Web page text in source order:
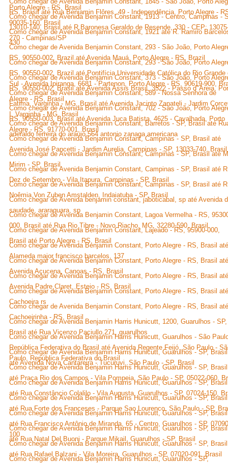
Porto Alegre - RS, Brasil
RS, Brasil até Rua Benjamin Flôres, 49 - Independência, Porto Alegre -
90035-160, Brasil
Como chegar de Avenida Benjamin Constant, 1913 - Centro, Campinas -
13010-140, Brasil até R.Baronesa Geraldo de Resende, 330 - CEP:
270 - Campinas/SP
Como chegar de Avenida Benjamin Constant, 1921 até R. Ramiro
430
Como chegar de Avenida Benjamin Constant, 293 - São João, Porto
RS, 90550-002, Brazil até Avenida Mauá, Porto Alegre - RS, Brazil
Como chegar de Avenida Benjamin Constant, 293 - São João, Porto
RS, 90550-002, Brazil até Pontifícia Universidade Católica do Rio Grande
Sul - Avenida Ipiranga, 6681 - Partenon, Porto Alegre - RS, 90619-900,
Como chegar de Avenida Benjamin Constant, 373 - São João, Porto
RS, 90550-002, Brasil até Avenida Assis Brasil, 3522 - Passo d"Areia,
Alegre - RS, Brasil
Como chegar de Avenida Benjamin Constant, 589 - Nossa Senhora de
Fatima, Varginha - MG, Brasil até Avenida Jacinto Zanateli - Jardim
I, Varginha - MG, Brasil
Como chegar de Avenida Benjamin Constant, 702 - São João, Porto
RS, 90550-003, Brasil até Avenida Juca Batista, 4625 - Cavalhada, Porto
Alegre - RS, 91770-001, Brasil
Como chegar de Avenida Benjamin Constant, Barretos - SP, Brasil até
aderaldo ferreira do araujo 564 antonio zanaga americana
Como chegar de Avenida Benjamin Constant, Campinas - SP, Brasil até
Avenida José Pancetti - Jardim Aurelia, Campinas - SP, 13033-740, Brasil
Como chegar de Avenida Benjamin Constant, Campinas - SP, Brasil até
Mirim - SP, Brasil
Como chegar de Avenida Benjamin Constant, Campinas - SP, Brasil até
Dez de Setembro - Vila Itapura, Campinas - SP, Brasil
Como chegar de Avenida Benjamin Constant, Campinas - SP, Brasil até
Noêmia Von Zuben Amstalden, Indaiatuba - SP, Brasil
Como chegar de Avenida benjamin constant, jaboticabal, sp até Avenida
saudade, araraquara, sp
Como chegar de Avenida Benjamin Constant, Lagoa Vermelha - RS,
000, Brasil até Rua Rio Tibre - Novo Riacho, MG, 32280-590, Brasil
Como chegar de Avenida Benjamin Constant, Lajeado - RS, 95900-000,
Brasil até Porto Alegre - RS, Brasil
Como chegar de Avenida Benjamin Constant, Porto Alegre - RS, Brasil até
Alameda major francisco barcelos, 137
Como chegar de Avenida Benjamin Constant, Porto Alegre - RS, Brasil até
Avenida Açucena, Canoas - RS, Brasil
Como chegar de Avenida Benjamin Constant, Porto Alegre - RS, Brasil até
Avenida Padre Claret, Esteio - RS, Brasil
Como chegar de Avenida Benjamin Constant, Porto Alegre - RS, Brasil até
Cachoeira rs
Como chegar de Avenida Benjamin Constant, Porto Alegre - RS, Brasil até
Cachoeirinha - RS, Brasil
Como chegar de Avenida Benjamin Harris Hunicutt, 1200, Guarulhos - SP,
Brasil até Rua Vicenzo Paciullo,271, guarulhos
Como chegar de Avenida Benjamin Harris Hunicutt, Guarulhos - São
República Federativa do Brasil até Avenida Regente Feijó, São Paulo -
Paulo, República Federativa do Brasil
Como chegar de Avenida Benjamin Harris Hunicutt, Guarulhos - SP, Brasil
até Avenida Nova Cantareira - Tucuruvi, São Paulo - SP, Brasil
Como chegar de Avenida Benjamin Harris Hunicutt, Guarulhos - SP, Brasil
até Praça Rio dos Campos - Vila Pompeia, São Paulo - SP, 05022-060,
Como chegar de Avenida Benjamin Harris Hunicutt, Guarulhos - SP, Brasil
até Rua Constâncio Colalilo - Vila Augusta, Guarulhos - SP, 07024-150,
Como chegar de Avenida Benjamin Harris Hunicutt, Guarulhos - SP, Brasil
até Rua Forte dos Franceses - Parque Sao Lourenco, São Paulo - SP,
Como chegar de Avenida Benjamin Harris Hunicutt, Guarulhos - SP, Brasil
até Rua Francisco Antônio de Miranda, 65 - Centro, Guarulhos - SP,
100
Como chegar de Avenida Benjamin Harris Hunicutt, Guarulhos - SP, Brasil
até Rua Natal Del Buoni - Parque Mikail, Guarulhos - SP, Brasil
Como chegar de Avenida Benjamin Harris Hunicutt, Guarulhos - SP, Brasil
até Rua Rafael Balzani - Vila Moreira, Guarulhos - SP, 07020-091, Brasil
Como chegar de Avenida Benjamin Harris Hunicutt, Guarulhos - SP,